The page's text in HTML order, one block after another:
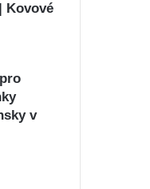
Kovové
v